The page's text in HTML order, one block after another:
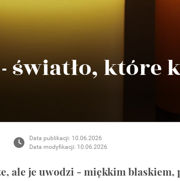
światło, które
Data publikacji: 10.06.2026
Data modyfikacji: 10.06.2026
ale je uwodzi - miękkim blaskiem,